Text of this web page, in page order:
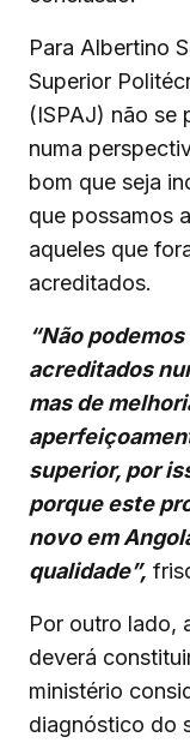
Para Albertino
Superior
(ISPAJ) não se
numa
bom que seja
que possamos
aqueles que
acreditados.
“Não
acreditados
mas de
superior, por
porque este
novo em
qualidade”,
Por outro lado,
deverá
ministério
diagnóstico do